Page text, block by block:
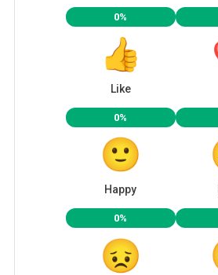
0%
Like
0%
Happy
0%